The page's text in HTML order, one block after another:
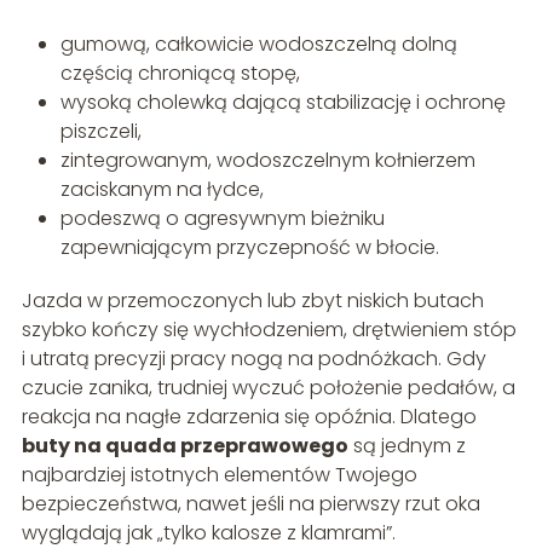
gumową, całkowicie wodoszczelną dolną
częścią chroniącą stopę,
wysoką cholewką dającą stabilizację i ochronę
piszczeli,
zintegrowanym, wodoszczelnym kołnierzem
zaciskanym na łydce,
podeszwą o agresywnym bieżniku
zapewniającym przyczepność w błocie.
Jazda w przemoczonych lub zbyt niskich butach
szybko kończy się wychłodzeniem, drętwieniem stóp
i utratą precyzji pracy nogą na podnóżkach. Gdy
czucie zanika, trudniej wyczuć położenie pedałów, a
reakcja na nagłe zdarzenia się opóźnia. Dlatego
buty na quada przeprawowego są jednym z
najbardziej istotnych elementów Twojego
bezpieczeństwa, nawet jeśli na pierwszy rzut oka
wyglądają jak „tylko kalosze z klamrami”.